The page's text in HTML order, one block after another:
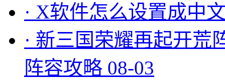
· X软件怎么设置成中
· 新三国荣耀再起开荒
阵容攻略 08-03